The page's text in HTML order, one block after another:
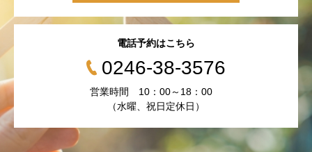
電話予約はこちら
0246-38-3576
営業時間 10：00～18：00
（水曜、祝日定休日）